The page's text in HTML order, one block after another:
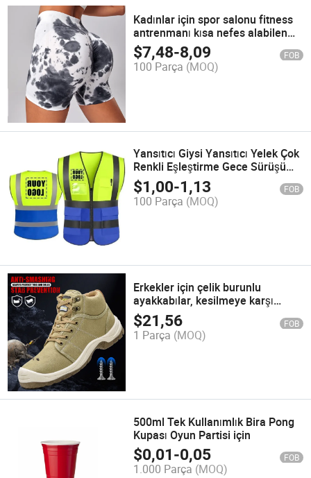
Kadınlar için spor salonu fitness
antrenmanı kısa nefes alabilen
aktif giyim şortları
$7,48-8,09 FOB
100 Parça (MOQ)
Yansıtıcı Giysi Yansıtıcı Yelek Çok
Renkli Eşleştirme Gece Sürüşü
Güvenlik Giysisi
$1,00-1,13 FOB
100 Parça (MOQ)
Erkekler için çelik burunlu
ayakkabılar, kesilmeye karşı
güvenlidir, kanvas iş ayakkabıları
$21,56 FOB
1 Parça (MOQ)
500ml Tek Kullanımlık Bira Pong
Kupası Oyun Partisi için
$0,01-0,05 FOB
1.000 Parça (MOQ)